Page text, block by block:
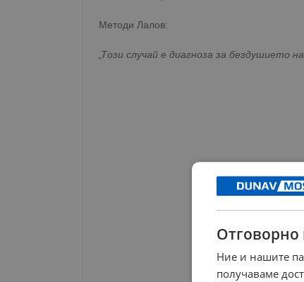
Методи Лалов:
„Този случай е диагноза за бездушието
Отговорно
Ние и нашите
получаваме